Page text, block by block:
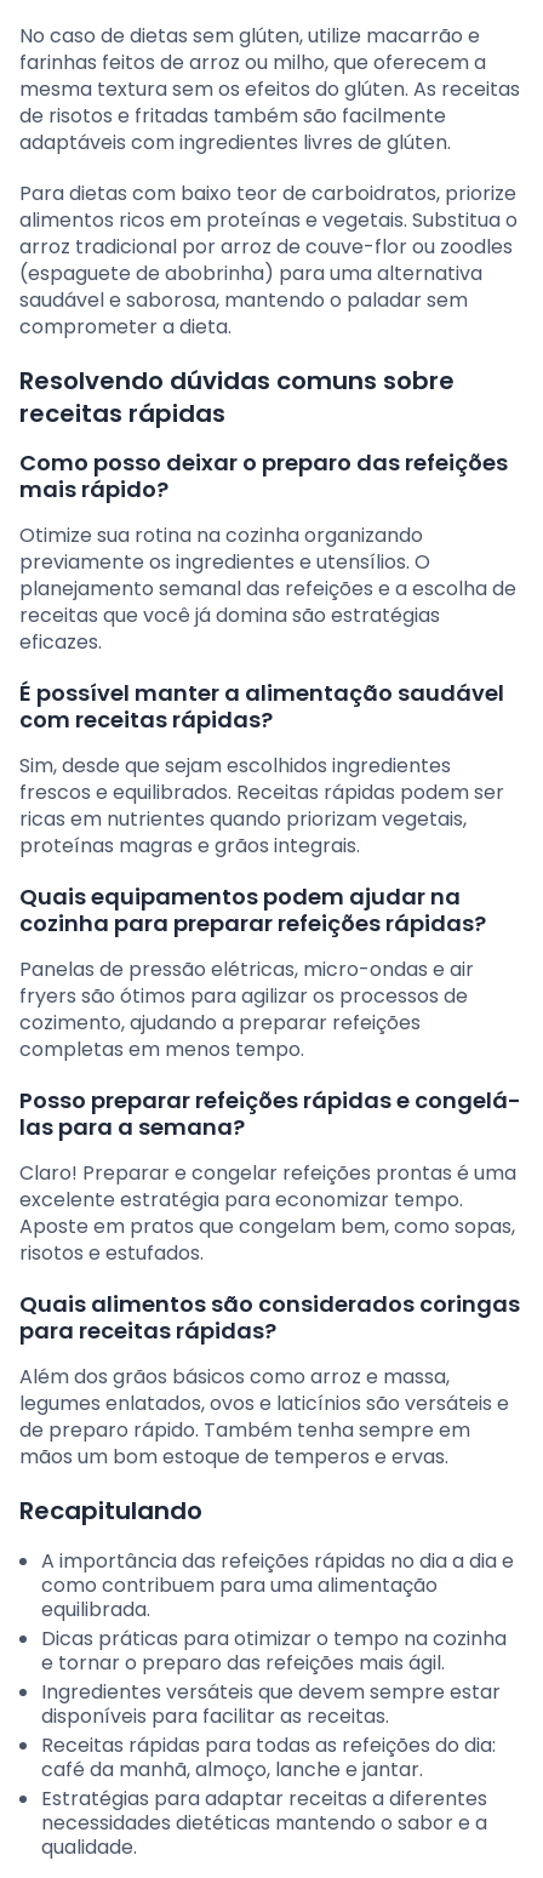
No caso de dietas sem glúten, utilize macarrão e
farinhas feitos de arroz ou milho, que oferecem a
mesma textura sem os efeitos do glúten. As receitas
de risotos e fritadas também são facilmente
adaptáveis com ingredientes livres de glúten.
Para dietas com baixo teor de carboidratos, priorize
alimentos ricos em proteínas e vegetais. Substitua o
arroz tradicional por arroz de couve-flor ou zoodles
(espaguete de abobrinha) para uma alternativa
saudável e saborosa, mantendo o paladar sem
comprometer a dieta.
Resolvendo dúvidas comuns sobre
receitas rápidas
Como posso deixar o preparo das refeições
mais rápido?
Otimize sua rotina na cozinha organizando
previamente os ingredientes e utensílios. O
planejamento semanal das refeições e a escolha de
receitas que você já domina são estratégias
eficazes.
É possível manter a alimentação saudável
com receitas rápidas?
Sim, desde que sejam escolhidos ingredientes
frescos e equilibrados. Receitas rápidas podem ser
ricas em nutrientes quando priorizam vegetais,
proteínas magras e grãos integrais.
Quais equipamentos podem ajudar na
cozinha para preparar refeições rápidas?
Panelas de pressão elétricas, micro-ondas e air
fryers são ótimos para agilizar os processos de
cozimento, ajudando a preparar refeições
completas em menos tempo.
Posso preparar refeições rápidas e congelá-
las para a semana?
Claro! Preparar e congelar refeições prontas é uma
excelente estratégia para economizar tempo.
Aposte em pratos que congelam bem, como sopas,
risotos e estufados.
Quais alimentos são considerados coringas
para receitas rápidas?
Além dos grãos básicos como arroz e massa,
legumes enlatados, ovos e laticínios são versáteis e
de preparo rápido. Também tenha sempre em
mãos um bom estoque de temperos e ervas.
Recapitulando
A importância das refeições rápidas no dia a dia e
como contribuem para uma alimentação
equilibrada.
Dicas práticas para otimizar o tempo na cozinha
e tornar o preparo das refeições mais ágil.
Ingredientes versáteis que devem sempre estar
disponíveis para facilitar as receitas.
Receitas rápidas para todas as refeições do dia:
café da manhã, almoço, lanche e jantar.
Estratégias para adaptar receitas a diferentes
necessidades dietéticas mantendo o sabor e a
qualidade.